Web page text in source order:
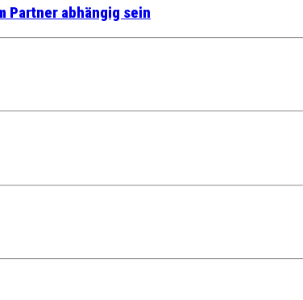
Partner abhängig sein